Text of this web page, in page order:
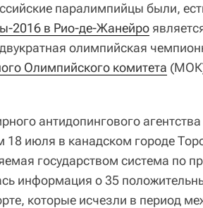
паралимпийцы были,
2016 в Рио-де-Жанейро
олимпийская
Олимпийского комитета
антидопингового агентства
июля в канадском городе
государством система по
информация о 35
которые исчезли в период